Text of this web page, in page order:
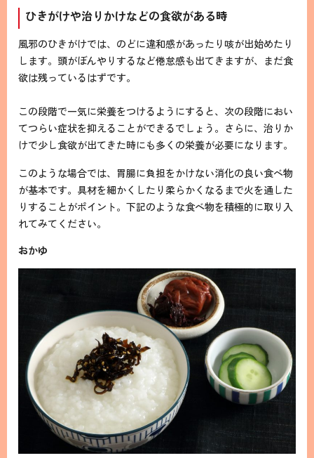
ひきがけや治りかけなどの食欲がある時
風邪のひきがけでは、のどに違和感があったり咳が出始めたり
します。頭がぼんやりするなど倦怠感も出てきますが、まだ食
欲は残っているはずです。
この段階で一気に栄養をつけるようにすると、次の段階におい
てつらい症状を抑えることができるでしょう。さらに、治りか
けで少し食欲が出てきた時にも多くの栄養が必要になります。
このような場合では、胃腸に負担をかけない消化の良い食べ物
が基本です。具材を細かくしたり柔らかくなるまで火を通した
りすることがポイント。下記のような食べ物を積極的に取り入
れてみてください。
おかゆ